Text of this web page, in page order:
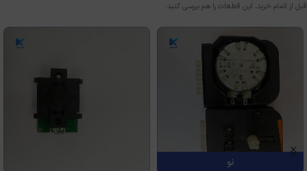
قبل از اتمام خرید، این قطعات را هم بررسی کنید.
نو